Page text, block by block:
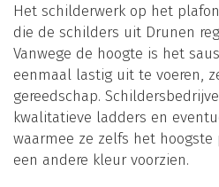
Het schilderwerk op het
die de schilders uit Drunen
Vanwege de hoogte is het
eenmaal lastig uit te voeren,
gereedschap.
kwalitatieve ladders en
waarmee ze zelfs het
een andere kleur voorzien.